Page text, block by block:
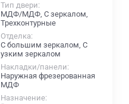
Тип двери
МДФ/МДФ, С зеркалом,
Трехконтурные
Отделка
С большим зеркалом, С
узким зеркалом
Накладки/панели
Наружная фрезерованная
МДФ
Назначение